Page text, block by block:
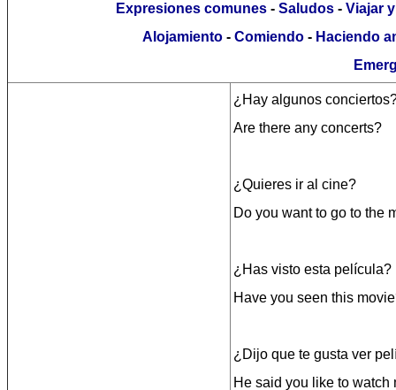
Expresiones comunes- Saludos- Viajar
Alojamiento - Comiendo - Haciendo
¿Hay algunos
Are there any concerts?
¿Quieres ir al cine?
Do you want to go to the
¿Has visto esta película?
Have you seen this
¿Dijo que te gusta ver
He said you like to watch